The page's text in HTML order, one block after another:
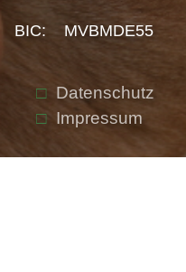
BIC: MVBMDE55
Datenschutz
Impressum